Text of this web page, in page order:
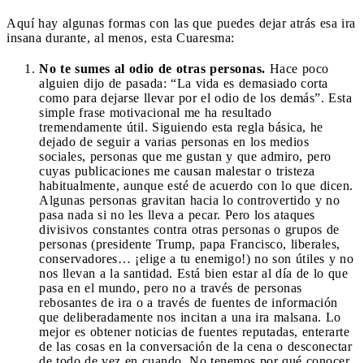
Aquí hay algunas formas con las que puedes dejar atrás esa ira
insana durante, al menos, esta Cuaresma:
No te sumes al odio de otras personas. Hace poco
alguien dijo de pasada: “La vida es demasiado corta
como para dejarse llevar por el odio de los demás”. Esta
simple frase motivacional me ha resultado
tremendamente útil. Siguiendo esta regla básica, he
dejado de seguir a varias personas en los medios
sociales, personas que me gustan y que admiro, pero
cuyas publicaciones me causan malestar o tristeza
habitualmente, aunque esté de acuerdo con lo que dicen.
Algunas personas gravitan hacia lo controvertido y no
pasa nada si no les lleva a pecar. Pero los ataques
divisivos constantes contra otras personas o grupos de
personas (presidente Trump, papa Francisco, liberales,
conservadores… ¡elige a tu enemigo!) no son útiles y no
nos llevan a la santidad. Está bien estar al día de lo que
pasa en el mundo, pero no a través de personas
rebosantes de ira o a través de fuentes de información
que deliberadamente nos incitan a una ira malsana. Lo
mejor es obtener noticias de fuentes reputadas, enterarte
de las cosas en la conversación de la cena o desconectar